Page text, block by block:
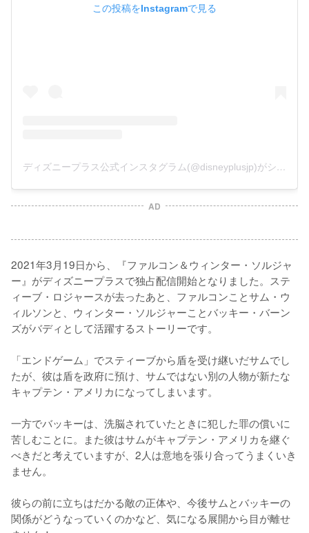
この投稿をInstagramで見る
ディズニープラス公式インスタグラム(@disneyplusjp)がシェアした投稿
AD
2021年3月19日から、『ファルコン＆ウィンター・ソルジャ
ー』がディズニープラスで独占配信開始となりました。ステ
ィーブ・ロジャースが去ったあと、ファルコンことサム・ウ
ィルソンと、ウィンター・ソルジャーことバッキー・バーン
ズがバディとして活躍するストーリーです。
「エンドゲーム」でスティーブから盾を受け継いだサムでし
たが、彼は盾を政府に預け、サムではない別の人物が新たな
キャプテン・アメリカになってしまいます。
一方でバッキーは、洗脳されていたときに犯した罪の償いに
苦しむことに。また彼はサムがキャプテン・アメリカを継ぐ
べきだと考えていますが、2人は意地を張り合ってうまくいき
ません。
彼らの前に立ちはだかる敵の正体や、今後サムとバッキーの
関係がどうなっていくのかなど、気になる展開から目が離せ